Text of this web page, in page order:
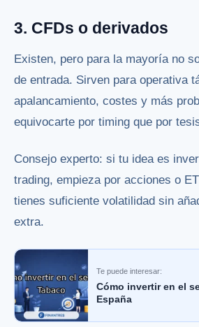
3. CFDs o derivados
Existen, pero para la mayoría no
de entrada. Sirven para operativa
apalancamiento, costes y más
equivocarte por timing que por
Consejo experto: si tu idea es
trading, empieza por acciones o
tienes suficiente volatilidad sin
extra.
Te puede interesar:
Cómo invertir en el
España